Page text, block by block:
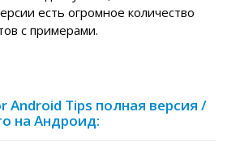
есть огромное количество
с примерами.
Android Tips полная версия /
на Андроид: